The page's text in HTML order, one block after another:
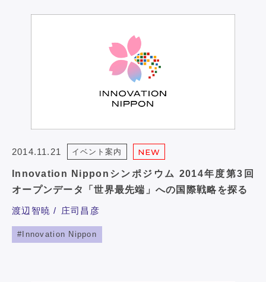
2014.11.21 イベント案内 NEW
Innovation Nipponシンポジウム 2014年度第3回
オープンデータ「世界最先端」への国際戦略を探る
渡辺智暁 庄司昌彦
Innovation Nippon